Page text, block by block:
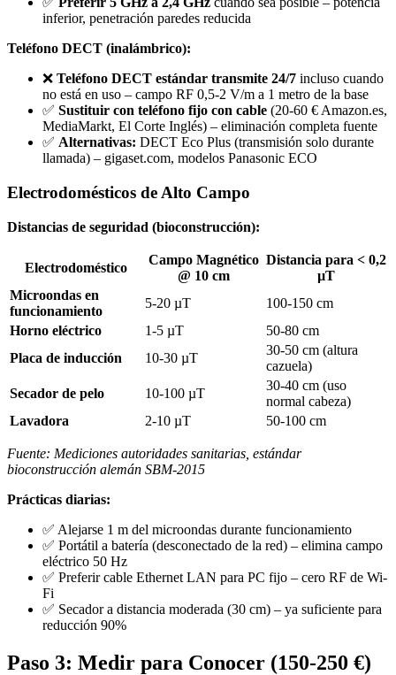
inferior, penetración paredes reducida
Teléfono DECT (inalámbrico):
❌ Teléfono DECT estándar transmite 24/7 incluso cuando
no está en uso – campo RF 0,5-2 V/m a 1 metro de la base
✅ Sustituir con teléfono fijo con cable (20-60 € Amazon.es,
MediaMarkt, El Corte Inglés) – eliminación completa fuente
✅ Alternativas: DECT Eco Plus (transmisión solo durante
llamada) – gigaset.com, modelos Panasonic ECO
Electrodomésticos de Alto Campo
Distancias de seguridad (bioconstrucción):
Electrodoméstico
Campo Magnético
@ 10 cm
Distancia para < 0,2
µT
Microondas en
funcionamiento
5-20 µT
100-150 cm
Horno eléctrico
1-5 µT
50-80 cm
Placa de inducción
10-30 µT
30-50 cm (altura
cazuela)
Secador de pelo
10-100 µT
30-40 cm (uso
normal cabeza)
Lavadora
2-10 µT 50-100 cm
Fuente: Mediciones autoridades sanitarias, estándar
bioconstrucción alemán SBM-2015
Prácticas diarias:
✅ Alejarse 1 m del microondas durante funcionamiento
✅ Portátil a batería (desconectado de la red) – elimina campo
eléctrico 50 Hz
✅ Preferir cable Ethernet LAN para PC fijo – cero RF de Wi-
Fi
✅ Secador a distancia moderada (30 cm) – ya suficiente para
reducción 90%
Paso 3: Medir para Conocer (150-250 €)